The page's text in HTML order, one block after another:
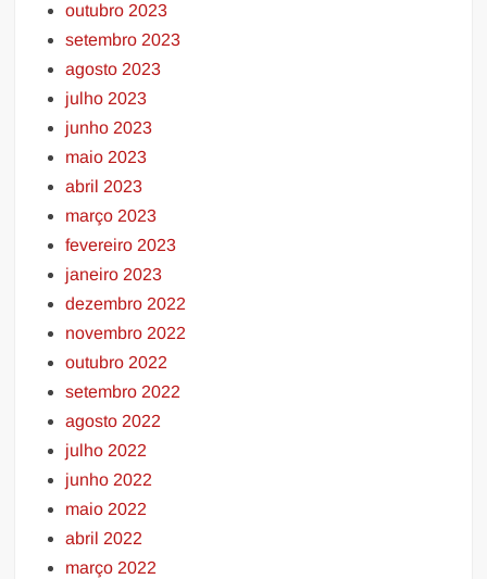
outubro 2023
setembro 2023
agosto 2023
julho 2023
junho 2023
maio 2023
abril 2023
março 2023
fevereiro 2023
janeiro 2023
dezembro 2022
novembro 2022
outubro 2022
setembro 2022
agosto 2022
julho 2022
junho 2022
maio 2022
abril 2022
março 2022